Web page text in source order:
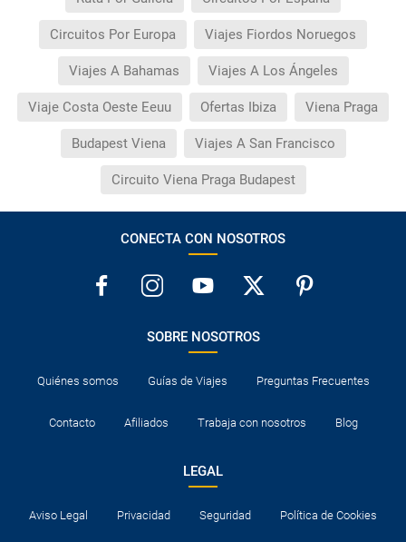
Circuitos Por Europa Viajes Fiordos Noruegos
Viajes A Bahamas Viajes A Los Ángeles
Viaje Costa Oeste Eeuu Ofertas Ibiza Viena Praga
Budapest Viena Viajes A San Francisco
Circuito Viena Praga Budapest
CONECTA CON NOSOTROS
SOBRE NOSOTROS
Quiénes somos Guías de Viajes Preguntas Frecuentes
Contacto Afiliados Trabaja con nosotros Blog
LEGAL
Aviso Legal Privacidad Seguridad Política de Cookies